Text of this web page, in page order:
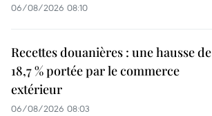
06/08/2026 08:10
Recettes douanières : une hausse de
18,7 % portée par le commerce
extérieur
06/08/2026 08:03